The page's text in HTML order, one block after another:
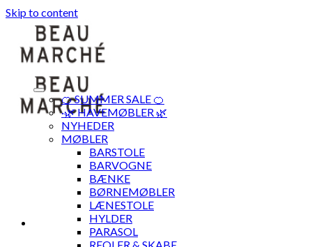
Skip to content
🍊 SUMMER SALE 🍊
·🌿 HAVEMØBLER 🌿
NYHEDER
MØBLER
BARSTOLE
BARVOGNE
BÆNKE
BØRNEMØBLER
LÆNESTOLE
HYLDER
PARASOL